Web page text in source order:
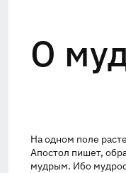
О
На одном поле
Апостол пишет,
мудрым. Ибо